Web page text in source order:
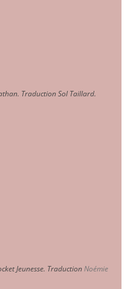
Traduction Sol Taillard.
Jeunesse. TraductionNoémie